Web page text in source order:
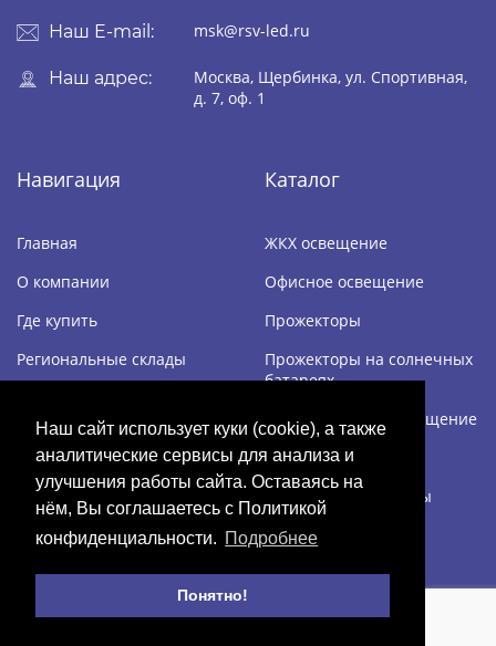
Наш сайт использует куки (cookie), а также
аналитические сервисы для анализа и
улучшения работы сайта. Оставаясь на
нём, Вы соглашаетесь с Политикой
конфиденциальности. Подробнее
Понятно!
Наш E-mail: msk@rsv-led.ru
Наш адрес:
Москва, Щербинка, ул. Спортивная,
д. 7, оф. 1
Навигация
Главная
О компании
Где купить
Региональные склады
Контакты
Каталог
ЖКХ освещение
Офисное освещение
Прожекторы
Прожекторы на солнечных
батареях
Промышленное освещение
Уличное освещение
Светодиодные лампы
Светильники